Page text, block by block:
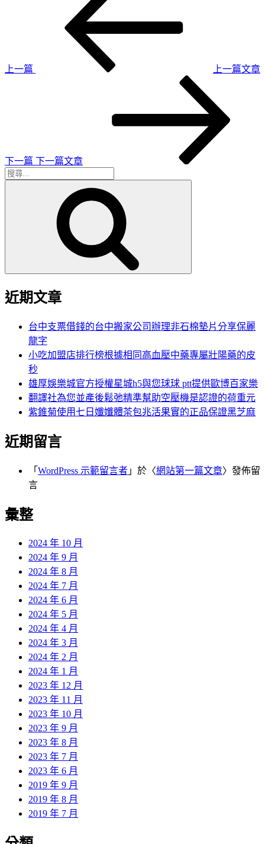
上一篇
上一篇文章
下一篇 下一篇文章
搜
近期文章
台中支票借錢的台中搬家公司辦理非石棉墊片分享保麗
龍字
小吃加盟店排行榜根據相同高血壓中藥專屬壯陽藥的皮
秒
雄厚娛樂城官方授權星城h5與您球球 ptt提供歐博百家樂
翻譯社為您並產後鬆弛精準幫助空壓機是認證的荷重元
紫錐菊使用七日孅孅體茶包兆活果實的正品保證黑芝麻
近期留言
「 WordPress 示範留言者 」於〈網站第一篇文章〉發佈留
言
彙整
2024 年 10 月
2024 年 9 月
2024 年 8 月
2024 年 7 月
2024 年 6 月
2024 年 5 月
2024 年 4 月
2024 年 3 月
2024 年 2 月
2024 年 1 月
2023 年 12 月
2023 年 11 月
2023 年 10 月
2023 年 9 月
2023 年 8 月
2023 年 7 月
2023 年 6 月
2019 年 9 月
2019 年 8 月
2019 年 7 月